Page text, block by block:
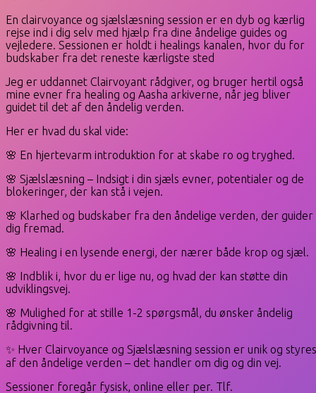
En clairvoyance og sjælslæsning session er en dyb og kærlig
rejse ind i dig selv med hjælp fra dine åndelige guides og
vejledere. Sessionen er holdt i healings kanalen, hvor du for
budskaber fra det reneste kærligste sted
Jeg er uddannet Clairvoyant rådgiver, og bruger hertil også
mine evner fra healing og Aasha arkiverne, når jeg bliver
guidet til det af den åndelig verden.
Her er hvad du skal vide:
🌸 En hjertevarm introduktion for at skabe ro og tryghed.
🌸 Sjælslæsning – Indsigt i din sjæls evner, potentialer og de
blokeringer, der kan stå i vejen.
🌸 Klarhed og budskaber fra den åndelige verden, der guider
dig fremad.
🌸 Healing i en lysende energi, der nærer både krop og sjæl.
🌸 Indblik i, hvor du er lige nu, og hvad der kan støtte din
udviklingsvej.
🌸 Mulighed for at stille 1-2 spørgsmål, du ønsker åndelig
rådgivning til.
✨ Hver Clairvoyance og Sjælslæsning session er unik og styres
af den åndelige verden – det handler om dig og din vej.
Sessioner foregår fysisk, online eller per. Tlf.